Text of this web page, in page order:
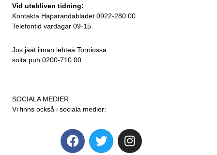
Vid utebliven tidning:
Kontakta Haparandabladet 0922-280 00.
Telefontid vardagar 09-15.
Jos jäät ilman lehteä Torniossa
soita puh 0200-710 00.
SOCIALA MEDIER
Vi finns också i sociala medier: